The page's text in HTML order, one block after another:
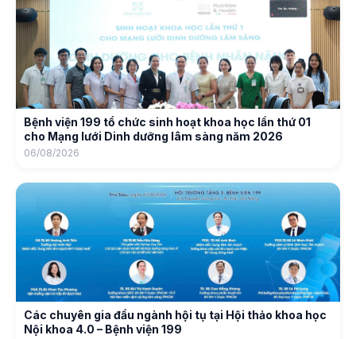
Bệnh viện 199 tổ chức sinh hoạt khoa học lần thứ 01
cho Mạng lưới Dinh dưỡng lâm sàng năm 2026
06/08/2026
Các chuyên gia đầu ngành hội tụ tại Hội thảo khoa học
Nội khoa 4.0 – Bệnh viện 199